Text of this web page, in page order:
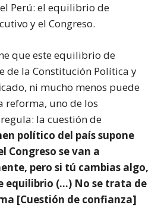
Perú: el equilibrio de
y el Congreso.
que este equilibrio de
de la Constitución Política y
ni mucho menos puede
reforma, uno de los
la cuestión de
político del país supone
Congreso se van a
pero si tú cambias algo,
equilibrio (…) No se trata de
[Cuestión de confianza]